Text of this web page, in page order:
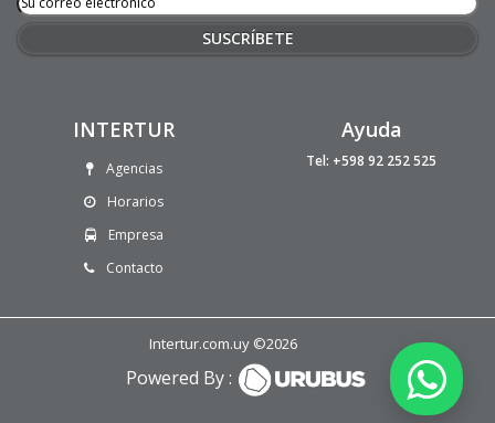
INTERTUR
Agencias
Horarios
Empresa
Contacto
Ayuda
Tel: +598 92 252 525
Intertur.com.uy ©2026
Powered By :